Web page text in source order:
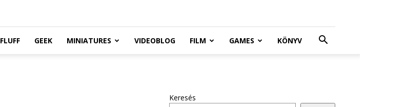
FLUFF GEEK MINIATURES VIDEOBLOG FILM GAMES KÖNYV
Keresés